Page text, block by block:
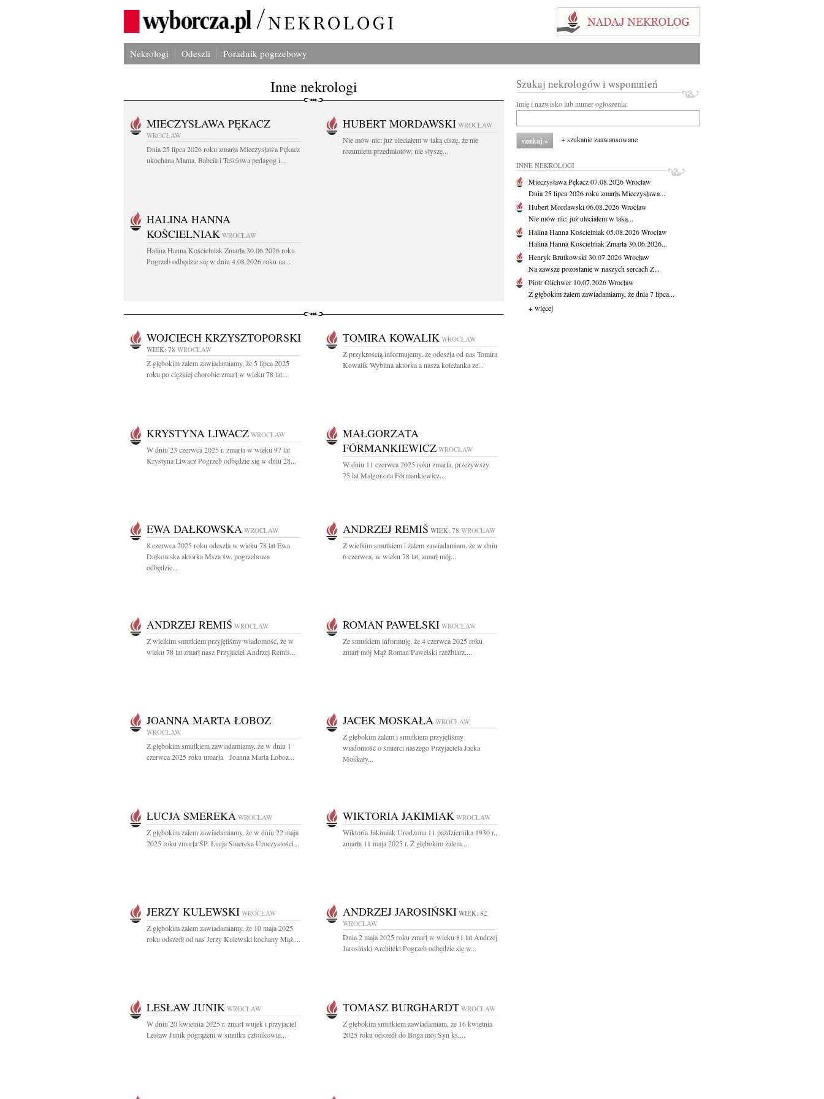
Nekrologi Odeszli Poradnik pogrzebowy
Inne nekrologi
MIECZYSŁAWA PĘKACZ
WROCŁAW
Dnia 25 lipca 2026 roku zmarła Mieczysława Pękacz
ukochana Mama, Babcia i Teściowa pedagog i...
HUBERT MORDAWSKI WROCŁAW
Nie mów nic: już uleciałem w taką ciszę, że nie
rozumiem przedmiotów, nie słyszę...
HALINA HANNA
KOŚCIELNIAK WROCŁAW
Halina Hanna Kościelniak Zmarła 30.06.2026 roku
Pogrzeb odbędzie się w dniu 4.08.2026 roku na...
WOJCIECH KRZYSZTOPORSKI
WIEK: 78 WROCŁAW
Z głębokim żalem zawiadamiamy, że 5 lipca 2025
roku po ciężkiej chorobie zmarł w wieku 78 lat...
TOMIRA KOWALIK WROCŁAW
Z przykrością informujemy, że odeszła od nas Tomira
Kowalik Wybitna aktorka a nasza koleżanka ze...
KRYSTYNA LIWACZ WROCŁAW
W dniu 23 czerwca 2025 r. zmarła w wieku 97 lat
Krystyna Liwacz Pogrzeb odbędzie się w dniu 28...
MAŁGORZATA
FÓRMANKIEWICZ WROCŁAW
W dniu 11 czerwca 2025 roku zmarła, przeżywszy
75 lat Małgorzata Fórmankiewicz...
EWA DAŁKOWSKA WROCŁAW
8 czerwca 2025 roku odeszła w wieku 78 lat Ewa
Dałkowska aktorka Msza św. pogrzebowa
odbędzie...
ANDRZEJ REMIŚ WIEK: 78 WROCŁAW
Z wielkim smutkiem i żalem zawiadamiam, że w dniu
6 czerwca, w wieku 78 lat, zmarł mój...
ANDRZEJ REMIŚ WROCŁAW
Z wielkim smutkiem przyjęliśmy wiadomość, że w
wieku 78 lat zmarł nasz Przyjaciel Andrzej Remiś...
ROMAN PAWELSKI WROCŁAW
Ze smutkiem informuję, że 4 czerwca 2025 roku
zmarł mój Mąż Roman Pawelski rzeźbiarz,...
JOANNA MARTA ŁOBOZ
WROCŁAW
Z głębokim smutkiem zawiadamiamy, że w dniu 1
czerwca 2025 roku umarła Joanna Marta Łoboz...
JACEK MOSKAŁA WROCŁAW
Z głębokim żalem i smutkiem przyjęliśmy
wiadomość o śmierci naszego Przyjaciela Jacka
Moskały...
ŁUCJA SMEREKA WROCŁAW
Z głębokim żalem zawiadamiamy, że w dniu 22 maja
2025 roku zmarła ŚP. Łucja Smereka Uroczystości...
WIKTORIA JAKIMIAK WROCŁAW
Wiktoria Jakimiak Urodzona 11 października 1930 r.,
zmarła 11 maja 2025 r. Z głębokim żalem...
JERZY KULEWSKI WROCŁAW
Z głębokim żalem zawiadamiamy, że 10 maja 2025
roku odszedł od nas Jerzy Kulewski kochany Mąż,...
ANDRZEJ JAROSIŃSKI WIEK: 82
WROCŁAW
Dnia 2 maja 2025 roku zmarł w wieku 81 lat Andrzej
Jarosiński Architekt Pogrzeb odbędzie się w...
LESŁAW JUNIK WROCŁAW
W dniu 20 kwietnia 2025 r. zmarł wujek i przyjaciel
Lesław Junik pogrążeni w smutku członkowie...
TOMASZ BURGHARDT WROCŁAW
Z głębokim smutkiem zawiadamiam, że 16 kwietnia
2025 roku odszedł do Boga mój Syn ks....
Szukaj nekrologów i wspomnień
Imię i nazwisko lub numer ogłoszenia:
+ szukanie zaawansowane
INNE NEKROLOGI
Mieczysława Pękacz07.08.2026Wrocław
Dnia 25 lipca 2026 roku zmarła Mieczysława...
Hubert Mordawski06.08.2026Wrocław
Nie mów nic: już uleciałem w taką...
Halina Hanna Kościelniak05.08.2026Wrocław
Halina Hanna Kościelniak Zmarła 30.06.2026...
Henryk Brutkowski30.07.2026Wrocław
Na zawsze pozostanie w naszych sercach Z...
Piotr Olichwer 10.07.2026Wrocław
Z głębokim żalem zawiadamiamy, że dnia 7 lipca...
+ więcej